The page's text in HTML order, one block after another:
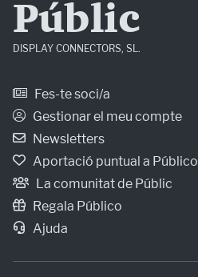
Públic
DISPLAY CONNECTORS, SL.
Fes-te soci/a
Gestionar el meu compte
Newsletters
Aportació puntual a Público
La comunitat de Públic
Regala Público
Ajuda